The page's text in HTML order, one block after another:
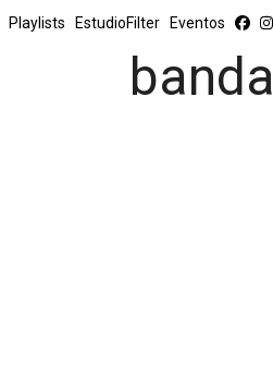
Playlists EstudioFilter Eventos